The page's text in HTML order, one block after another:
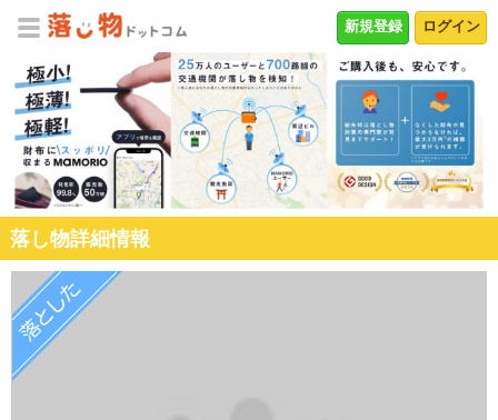
ログイン
新規登録
落し物詳細情報